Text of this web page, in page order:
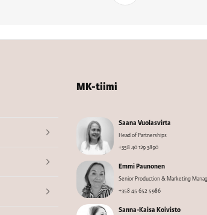
MK-tiimi
Saana Vuolasvirta
Head of Partnerships
+358 40 129 3890
Emmi Paunonen
Senior Production & Marketing
+358 45 652 5986
Sanna-Kaisa Koivisto